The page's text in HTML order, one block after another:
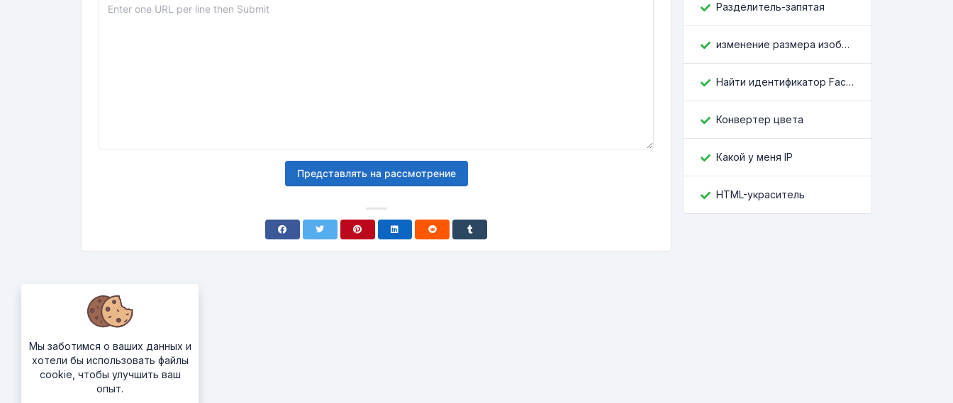
Представлять на рассмотрение
Разделитель-запятая
изменение размера изображения
Найти идентификатор Facebook
Конвертер цвета
Какой у меня IP
HTML-украситель
Мы заботимся о ваших данных и
хотели бы использовать файлы
cookie, чтобы улучшить ваш
опыт.